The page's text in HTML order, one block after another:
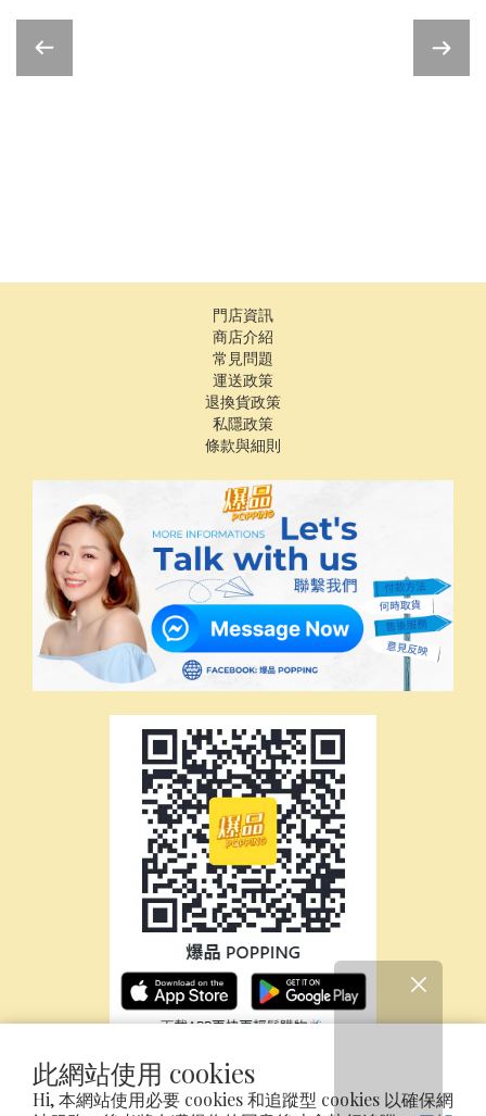
此網站使用 cookies
Hi, 本網站使用必要 cookies 和追蹤型 cookies 以確保網
門店資訊
商店介紹
常見問題
運送政策
退換貨政策
私隱政策
條款與細則